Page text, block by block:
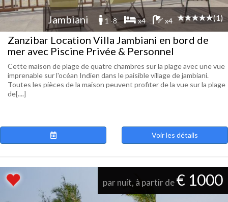
Jambiani 1 -8 x4 x4 (1)
Zanzibar Location Villa Jambiani en bord de
mer avec Piscine Privée & Personnel
Cette maison de plage de quatre chambres sur la plage avec une vue
imprenable sur l'océan Indien dans le paisible village de jambiani.
Toutes les pièces de la maison peuvent profiter de la vue sur la plage
de[....]
Voir les détails
par nuit, à partir de€ 1000